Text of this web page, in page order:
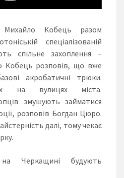
Кобець разом
спеціалізованій
спільне захоплення –
Кобець розповів, що вже
акробатичні трюки.
на вулицях міста.
змушують займатися
розповів Богдан Цюро.
далі, тому чекає